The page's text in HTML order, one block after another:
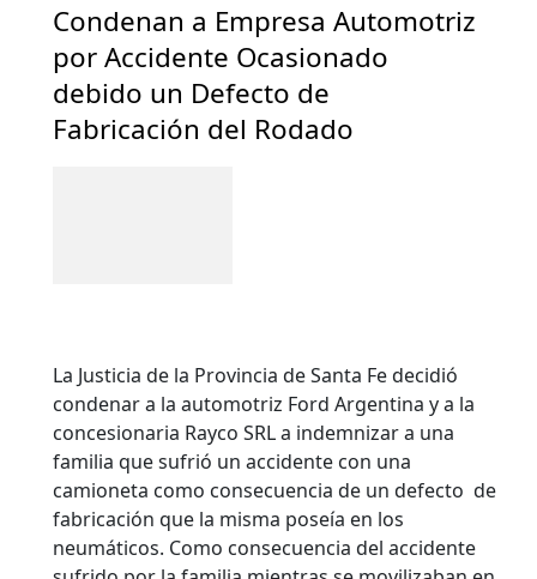
Condenan a Empresa Automotriz
por Accidente Ocasionado
debido un Defecto de
Fabricación del Rodado
La Justicia de la Provincia de Santa Fe decidió
condenar a la automotriz Ford Argentina y a la
concesionaria Rayco SRL a indemnizar a una
familia que sufrió un accidente con una
camioneta como consecuencia de un defecto de
fabricación que la misma poseía en los
neumáticos. Como consecuencia del accidente